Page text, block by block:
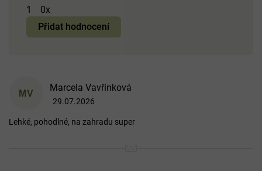
1
0x
Přidat hodnocení
s
MV
Marcela Vavřínková
Hodnocení produktu je 5 z 5 hvězdiček.
29.07.2026
Lehké, pohodlné, na zahradu super